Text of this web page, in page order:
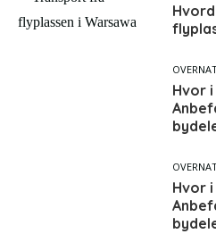
Hvor
Hvor